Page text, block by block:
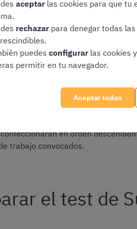
ni penalizarán
con 1/3 del valor de una
por el tribunal será:
número de aciertos – (número de
netas, estas se convertirán
en orden
trabajo convocados.
el test de
aceptar las cookies para que tu
rechazar para denegar todas
puedes configurar las cookies
permitir en tu navegador.
Aceptar todas